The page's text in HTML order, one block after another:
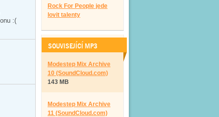
:(
Rock For People jede
lovit talenty
SOUVISEJÍCÍ MP3
Modestep Mix Archive
10 (SoundCloud.com)
143 MB
Modestep Mix Archive
11 (SoundCloud.com)